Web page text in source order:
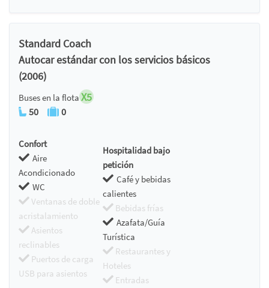
Standard Coach
Autocar estándar con los servicios básicos
(2006)
Buses en la flota X5
50 0
Confort
Aire
Acondicionado
WC
Ventanas de doble
acristalamiento
Asientos
reclinables
Puertos de carga
USB para asientos
Hospitalidad bajo
petición
Café y bebidas
calientes
Bebidas frías
Azafata/Guía
Turística
Restaurantes y
Hoteles
Entradas